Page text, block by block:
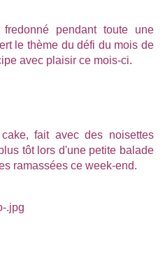
pendant toute une
le thème du défi du mois de
avec plaisir ce mois-ci.
fait avec des noisettes
tôt lors d'une petite balade
ramassées ce week-end.